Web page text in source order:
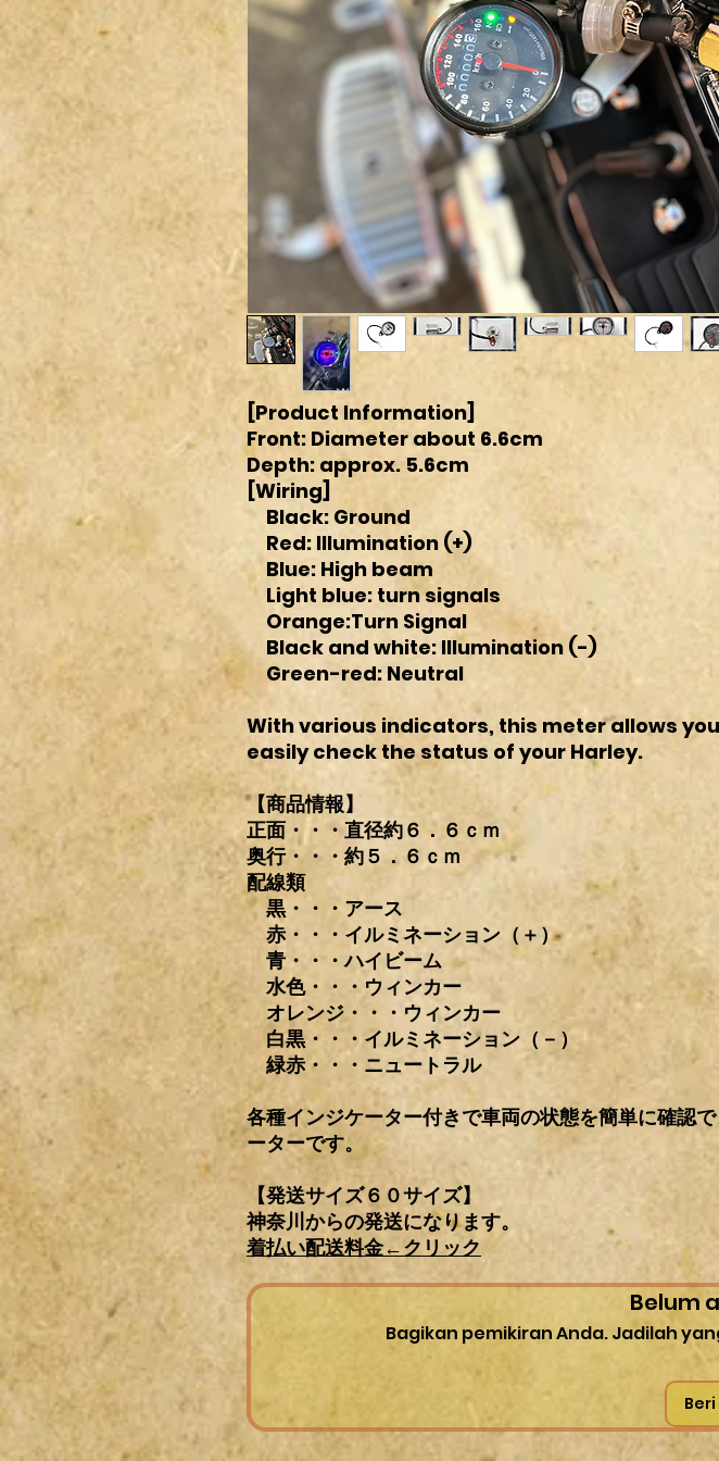
[Product Information]
Front: Diameter about 6.6cm
Depth: approx. 5.6cm
[Wiring]
Black: Ground
Red: Illumination (+)
Blue: High beam
Light blue: turn signals
Orange:Turn Signal
Black and white: Illumination (-)
Green-red: Neutral
With various indicators, this meter allows
easily check the status of your Harley.
【商品情報】
正面・・・直径約６．６ｃｍ
奥行・・・約５．６ｃｍ
配線類
黒・・・アース
赤・・・イルミネーション（＋）
青・・・ハイビーム
水色・・・ウィンカー
オレンジ・・・ウィンカー
白黒・・・イルミネーション（－）
緑赤・・・ニュートラル
各種インジケーター付きで車両の状態を簡単に確認
ーターです。
【発送サイズ６０サイズ】
神奈川からの発送になります。
着払い配送料金←クリック
Belum
Bagikan pemikiran Anda. Jadilah